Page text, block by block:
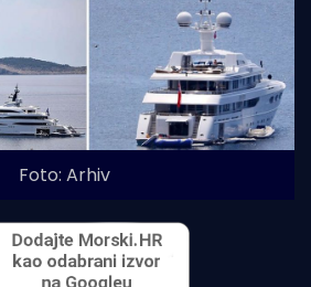
Foto: Arhiv